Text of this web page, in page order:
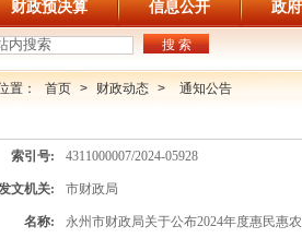
财政预决算 信息公开 政
搜 索
置： 首页 > 财政动态 > 通知公告
索引号: 4311000007/2024-05928
文机关: 市财政局
名称: 永州市财政局关于公布2024年度惠民惠